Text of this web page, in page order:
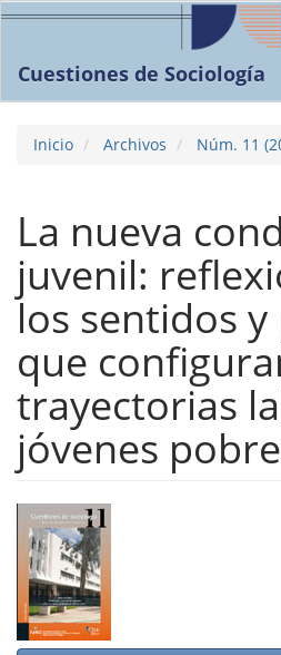
Navegación
principal
Barra
Cuestiones de Sociología
Inicio Archivos Núm. 11
La nueva
juvenil:
los sentidos y
que
trayectorias
jóvenes
Barra
lateral
del
artículo